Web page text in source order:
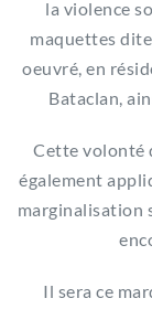
la violence
maquettes
oeuvré, en
Bataclan,
Cette volonté
également
marginalisation
Il sera ce